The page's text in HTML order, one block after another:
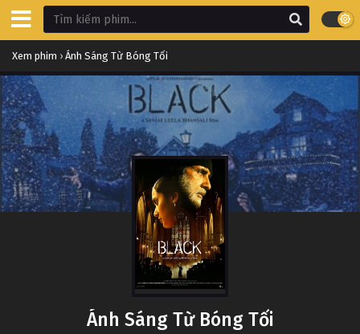
Xem phim › Ánh Sáng Từ Bóng Tối
Ánh Sáng Từ Bóng Tối